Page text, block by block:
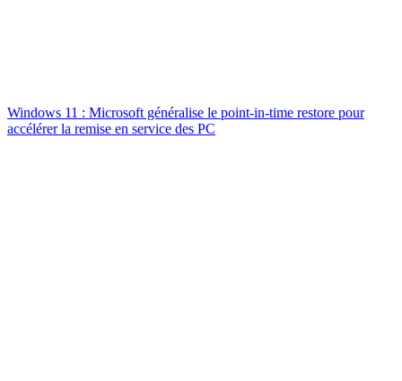
Windows 11 : Microsoft généralise le point-in-time restore pour
accélérer la remise en service des PC